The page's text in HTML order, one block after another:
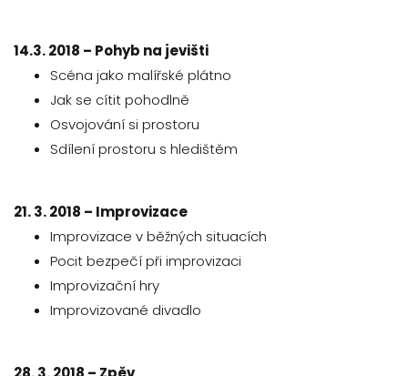
14.3. 2018 – Pohyb na jevišti
Scéna jako malířské plátno
Jak se cítit pohodlně
Osvojování si prostoru
Sdílení prostoru s hledištěm
21. 3. 2018 – Improvizace
Improvizace v běžných situacích
Pocit bezpečí při improvizaci
Improvizační hry
Improvizované divadlo